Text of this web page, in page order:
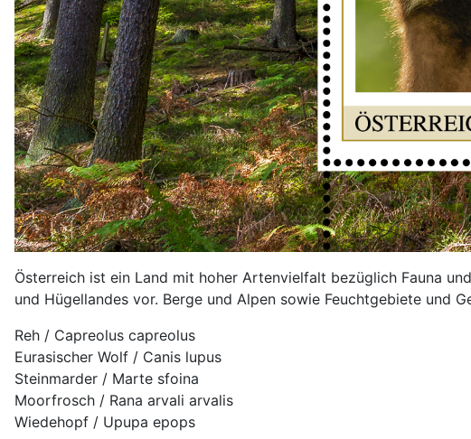
Österreich ist ein Land mit hoher Artenvielfalt bezüglich Fauna
und Hügellandes vor. Berge und Alpen sowie Feuchtgebiete und
Reh / Capreolus capreolus
Eurasischer Wolf / Canis lupus
Steinmarder / Marte sfoina
Moorfrosch / Rana arvali arvalis
Wiedehopf / Upupa epops